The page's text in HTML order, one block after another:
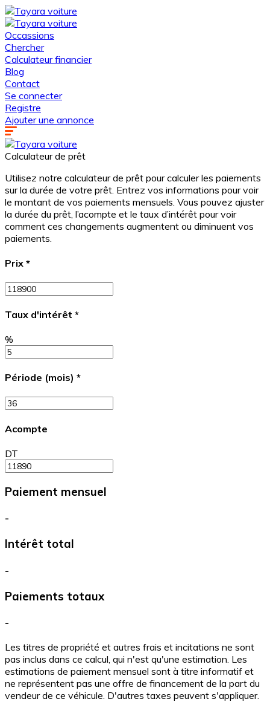
Occassions
Chercher
Calculateur financier
Blog
Contact
Se connecter
Registre
Ajouter une annonce
Calculateur de prêt
Utilisez notre calculateur de prêt pour calculer les paiements
sur la durée de votre prêt. Entrez vos informations pour voir
le montant de vos paiements mensuels. Vous pouvez ajuster
la durée du prêt, l’acompte et le taux d’intérêt pour voir
comment ces changements augmentent ou diminuent vos
paiements.
Prix *
Taux d'intérêt *
%
Période (mois) *
Acompte
DT
Paiement mensuel
-
Intérêt total
-
Paiements totaux
-
Les titres de propriété et autres frais et incitations ne sont
pas inclus dans ce calcul, qui n'est qu'une estimation. Les
estimations de paiement mensuel sont à titre informatif et
ne représentent pas une offre de financement de la part du
vendeur de ce véhicule. D'autres taxes peuvent s'appliquer.